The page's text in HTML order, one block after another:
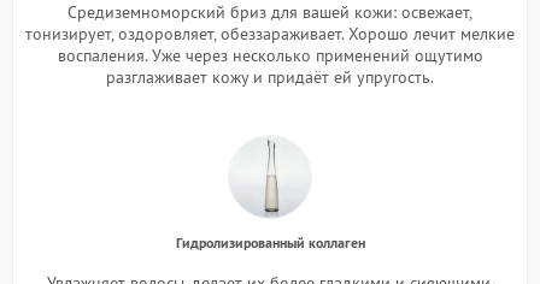
Средиземноморский бриз для вашей кожи: освежает,
тонизирует, оздоровляет, обеззараживает. Хорошо лечит мелкие
воспаления. Уже через несколько применений ощутимо
разглаживает кожу и придаёт ей упругость.
Гидролизированный коллаген